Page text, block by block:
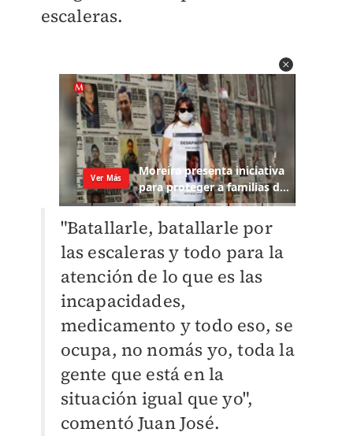
escaleras.
"Batallarle, batallarle por
las escaleras y todo para la
atención de lo que es las
incapacidades,
medicamento y todo eso, se
ocupa, no nomás yo, toda la
gente que está en la
situación igual que yo",
comentó Juan José.